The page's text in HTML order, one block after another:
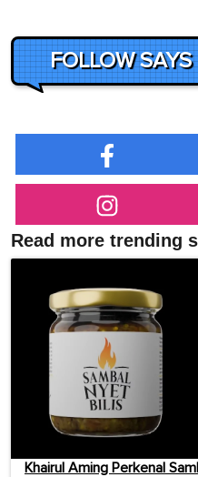
FOLLOW SAYS
Read more trending
Khairul Aming Perkenal